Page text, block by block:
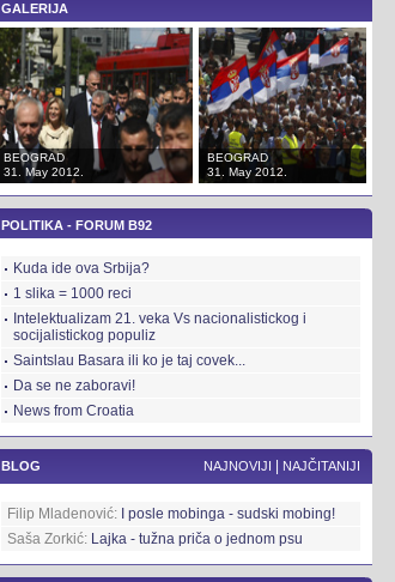
GALERIJA
BEOGRAD
31. May 2012.
BEOGRAD
31. May 2012.
POLITIKA - FORUM B92
Kuda ide ova Srbija?
1 slika = 1000 reci
Intelektualizam 21. veka Vs nacionalistickog i
socijalistickog populiz
Saintslau Basara ili ko je taj covek...
Da se ne zaboravi!
News from Croatia
BLOG NAJNOVIJI NAJČITANIJI
Filip Mladenović:
I posle mobinga - sudski mobing!
Saša Zorkić: Lajka - tužna priča o jednom psu